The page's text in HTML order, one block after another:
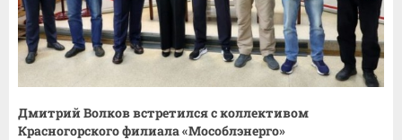
Дмитрий Волков встретился с коллективом
Красногорского филиала «Мособлэнерго»